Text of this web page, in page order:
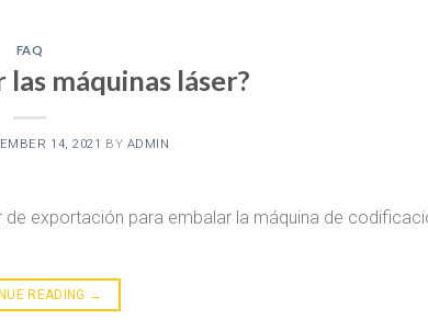
FAQ
máquinas láser?
14, 2021 BY ADMIN
exportación para embalar la máquina de
READING →